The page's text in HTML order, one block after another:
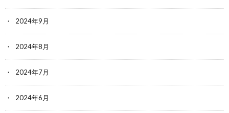
2024年9月
2024年8月
2024年7月
2024年6月